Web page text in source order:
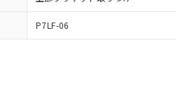
P7LF-06
ウェブサイト上で当社にご
部品リストについて、当社
書ダウンロード
です。当社販売部門へお問